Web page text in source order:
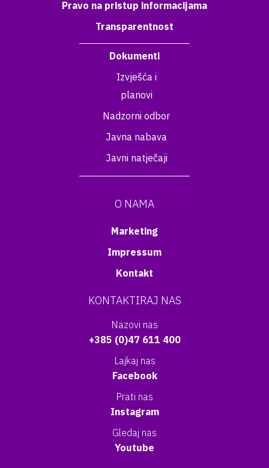
Pravo na pristup informacijama
Transparentnost
Dokumenti
Izvješća i
planovi
Nadzorni odbor
Javna nabava
Javni natječaji
O NAMA
Marketing
Impressum
Kontakt
KONTAKTIRAJ NAS
Nazovi nas
+385 (0)47 611 400
Lajkaj nas
Facebook
Prati nas
Instagram
Gledaj nas
Youtube